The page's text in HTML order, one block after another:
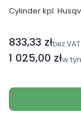
Cylinder kpl.
Cena brutto
1 025,00 złw
Cena netto
833,33 złbez VAT